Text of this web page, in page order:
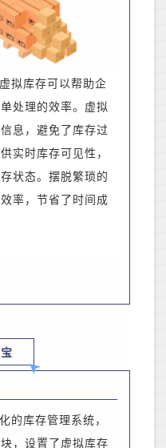
拟库存可以帮助企
处理的效率。虚拟
息，避免了库存过
实时库存可见性，
状态。摆脱繁琐的
率，节省了时间成
的库存管理系统，
，设置了虚拟库存